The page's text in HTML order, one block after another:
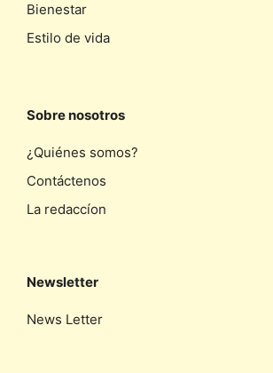
Bienestar
Estilo de vida
Sobre nosotros
¿Quiénes somos?
Contáctenos
La redaccíon
Newsletter
News Letter